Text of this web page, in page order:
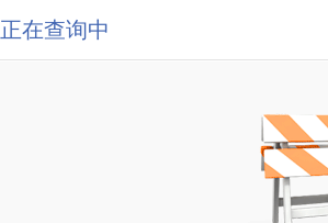
正在查询中